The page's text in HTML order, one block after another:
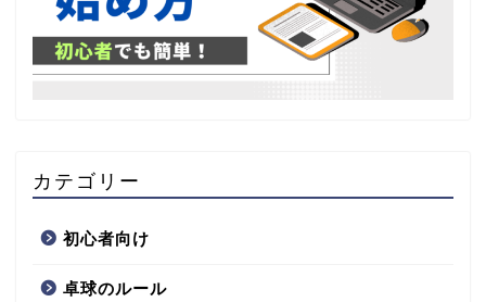
カテゴリー
初心者向け
卓球のルール